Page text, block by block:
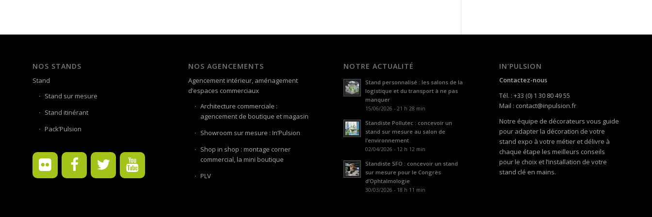
NOS STANDS
Stand
Stand sur mesure
Stand itinérant
Pack’Pulsion
NOS AGENCEMENTS
Agencement intérieur, aménagement
d’espaces commerciaux
Architecture commerciale :
agencement de boutique et magasin
Showroom sur mesure : In’Pulsion
Shop in shop : montage corner
commercial, la mini boutique
PLV
NOTRE ACTUALITÉ
Stand personnalisé : les salons de la
logistique et du transport à ne pas
manquer
15/06/2026 - 21 h 28 min
Standiste Pollutec : concevoir un
stand sur mesure au salon de
l’environnement
02/04/2026 - 12 h 12 min
Standiste SFO : concevoir un stand
sur mesure pour le Congrès
d’Ophtalmologie
30/03/2026 - 18 h 11 min
IN’PULSION
Contactez-nous
Tél. : +33 (0) 1 30 80 49 55
Mail : contact@inpulsion.fr
Notre équipe de décorateurs vous guide
pour adapter la décoration de votre
stand expo à votre métier et délivre à
chaque étape les meilleurs conseils
pour le choix et l’installation de votre
stand clé en mains.